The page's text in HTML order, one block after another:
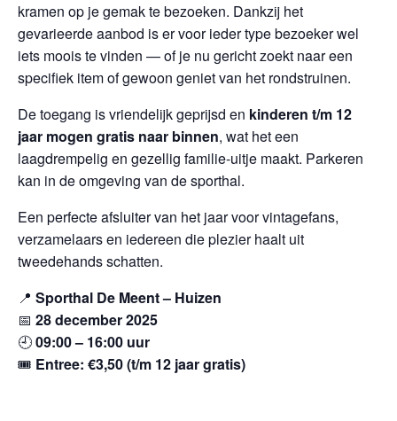
kramen op je gemak te bezoeken. Dankzij het
gevarieerde aanbod is er voor ieder type bezoeker wel
iets moois te vinden — of je nu gericht zoekt naar een
specifiek item of gewoon geniet van het rondstruinen.
De toegang is vriendelijk geprijsd en kinderen t/m 12
jaar mogen gratis naar binnen, wat het een
laagdrempelig en gezellig familie-uitje maakt. Parkeren
kan in de omgeving van de sporthal.
Een perfecte afsluiter van het jaar voor vintagefans,
verzamelaars en iedereen die plezier haalt uit
tweedehands schatten.
📍 Sporthal De Meent – Huizen
📅 28 december 2025
🕘09:00 – 16:00 uur
🎟️ Entree: €3,50 (t/m 12 jaar gratis)